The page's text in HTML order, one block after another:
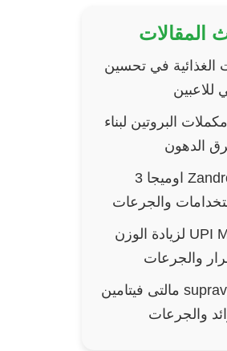
المقالات
الغذائية في تحسين
للاعبين
البروتين لبناء
الدهون
زاندروس Zandros اوميجا 3
والجرعات
UPI Mass Gainer لزيادة الوزن
والجرعات
سوبرافيت supravit مالتى فيتامين
والجرعات